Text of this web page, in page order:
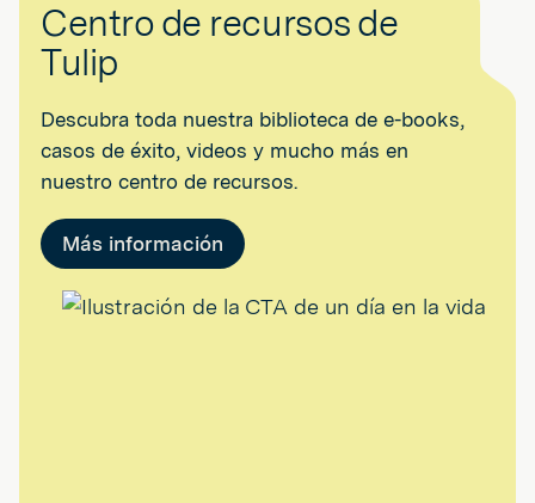
Centro de recursos de
Tulip
Descubra toda nuestra biblioteca de e-books,
casos de éxito, videos y mucho más en
nuestro centro de recursos.
Más información